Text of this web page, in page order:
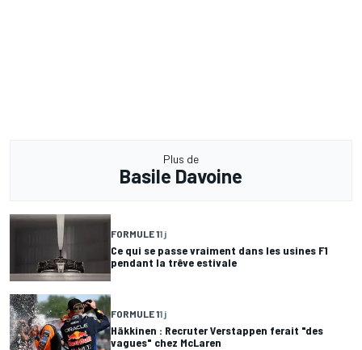
Plus de
Basile Davoine
FORMULE 11 j
Ce qui se passe vraiment dans les usines F1
pendant la trêve estivale
FORMULE 11 j
Häkkinen : Recruter Verstappen ferait "des
vagues" chez McLaren